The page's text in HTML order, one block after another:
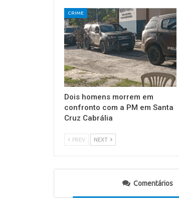
CRIME
Dois homens morrem em
confronto com a PM em Santa
Cruz Cabrália
PREV NEXT
Comentários